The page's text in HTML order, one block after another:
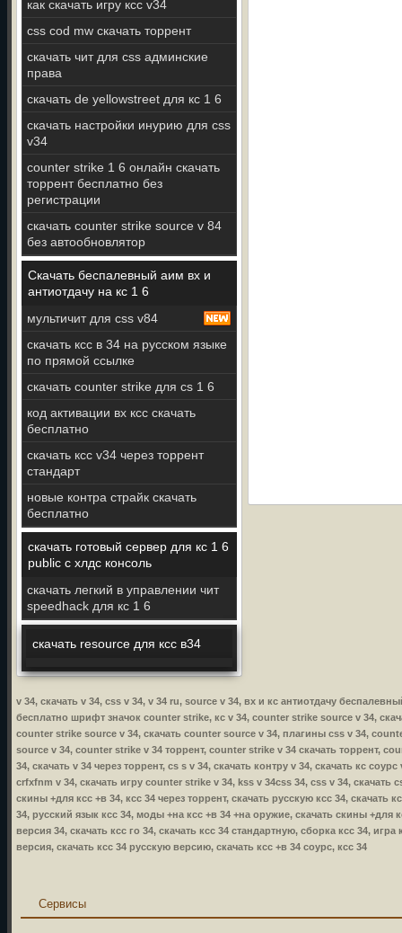
как скачать игру ксс v34
css cod mw скачать торрент
скачать чит для css админские
права
скачать de yellowstreet для кс 1 6
скачать настройки инурию для css
v34
counter strike 1 6 онлайн скачать
торрент бесплатно без
регистрации
скачать counter strike source v 84
без автообновлятор
Скачать беспалевный аим вх и
антиотдачу на кс 1 6
мультичит для css v84
скачать ксс в 34 на русском языке
по прямой ссылке
скачать counter strike для cs 1 6
код активации вх ксс скачать
бесплатно
скачать ксс v34 через торрент
стандарт
новые контра страйк скачать
бесплатно
скачать готовый сервер для кс 1 6
public с хлдс консоль
скачать легкий в управлении чит
speedhack для кс 1 6
скачать resource для ксс в34
v 34, скачать v 34, css v 34, v 34 ru, source v 34, вх и кс антиотдачу
бесплатно шрифт значок counter strike, кс v 34, counter strike source v 34,
counter strike source v 34, скачать counter source v 34, плагины css v 34,
source v 34, counter strike v 34 торрент, counter strike v 34 скачать торрент,
34, скачать v 34 через торрент, cs s v 34, скачать контру v 34, скачать кс
crfxfnm v 34, скачать игру counter strike v 34, kss v 34css 34, css v 34, скачать
скины +для ксс +в 34, ксс 34 через торрент, скачать русскую ксс 34, скачать
34, русский язык ксс 34, моды +на ксс +в 34 +на оружие, скачать скины +для
версия 34, скачать ксс го 34, скачать ксс 34 стандартную, сборка ксс 34,
версия, скачать ксс 34 русскую версию, скачать ксс +в 34 соурс, ксс 34
Сервисы